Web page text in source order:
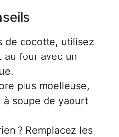
de cocotte, utilisez
au four avec un
plus moelleuse,
soupe de yaourt
? Remplacez les